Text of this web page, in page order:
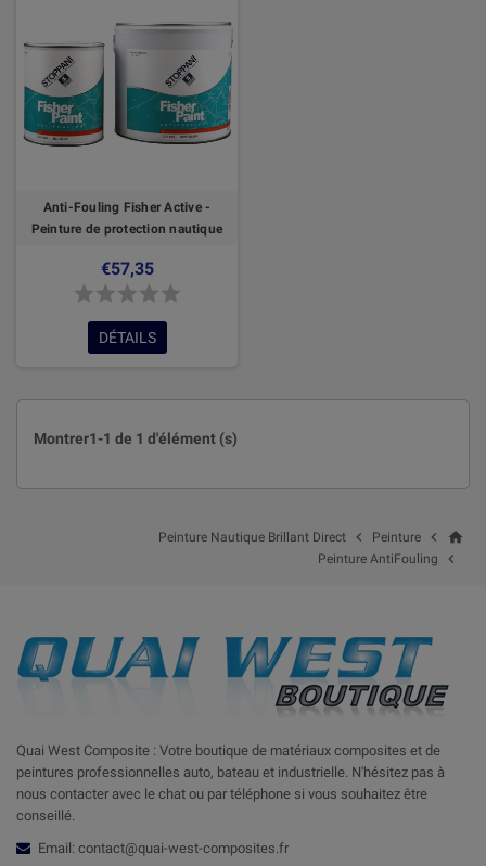
Anti-Fouling Fisher Active -
Peinture de protection nautique
€57,35
DÉTAILS
Montrer1-1 de 1 d'élément (s)
home

Peinture

Peinture Nautique Brillant Direct

Peinture AntiFouling
Quai West Composite : Votre boutique de matériaux composites et de
peintures professionnelles auto, bateau et industrielle. N'hésitez pas à
nous contacter avec le chat ou par téléphone si vous souhaitez être
conseillé.
Email: contact@quai-west-composites.fr